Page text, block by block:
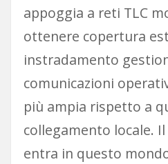
appoggia a reti TLC
ottenere copertura
instradamento
comunicazioni
più ampia rispetto a
collegamento locale.
entra in questo